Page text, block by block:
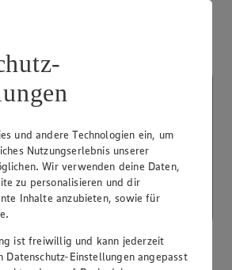
und andere Technologien ein, um
Nutzungserlebnis unserer
Wir verwenden deine Daten,
zu personalisieren und dir
Inhalte anzubieten, sowie für
ist freiwillig und kann jederzeit
Datenschutz-Einstellungen angepasst